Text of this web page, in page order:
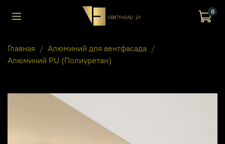
0
Главная
Алюминий для вентфасада
Алюминий PU (Полиуретан)